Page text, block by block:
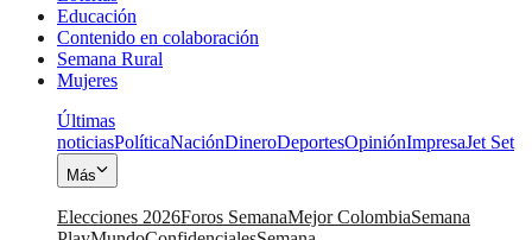
Educación
Contenido en colaboración
Semana Rural
Mujeres
Últimas
noticiasPolíticaNaciónDineroDeportesOpiniónImpresaJet Set
Más
Elecciones 2026Foros SemanaMejor ColombiaSemana